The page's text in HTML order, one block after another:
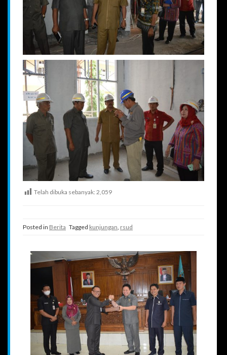
Telah dibuka sebanyak: 2,059
Posted in Berita Tagged kunjungan rsud